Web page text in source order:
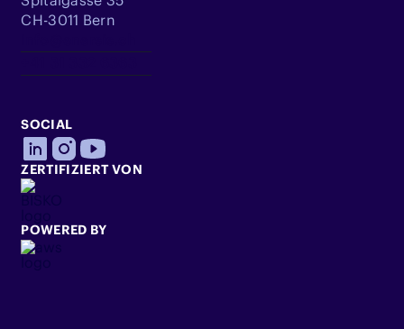
CH-3011 Bern
SOCIAL
ZERTIFIZIERT VON
POWERED BY